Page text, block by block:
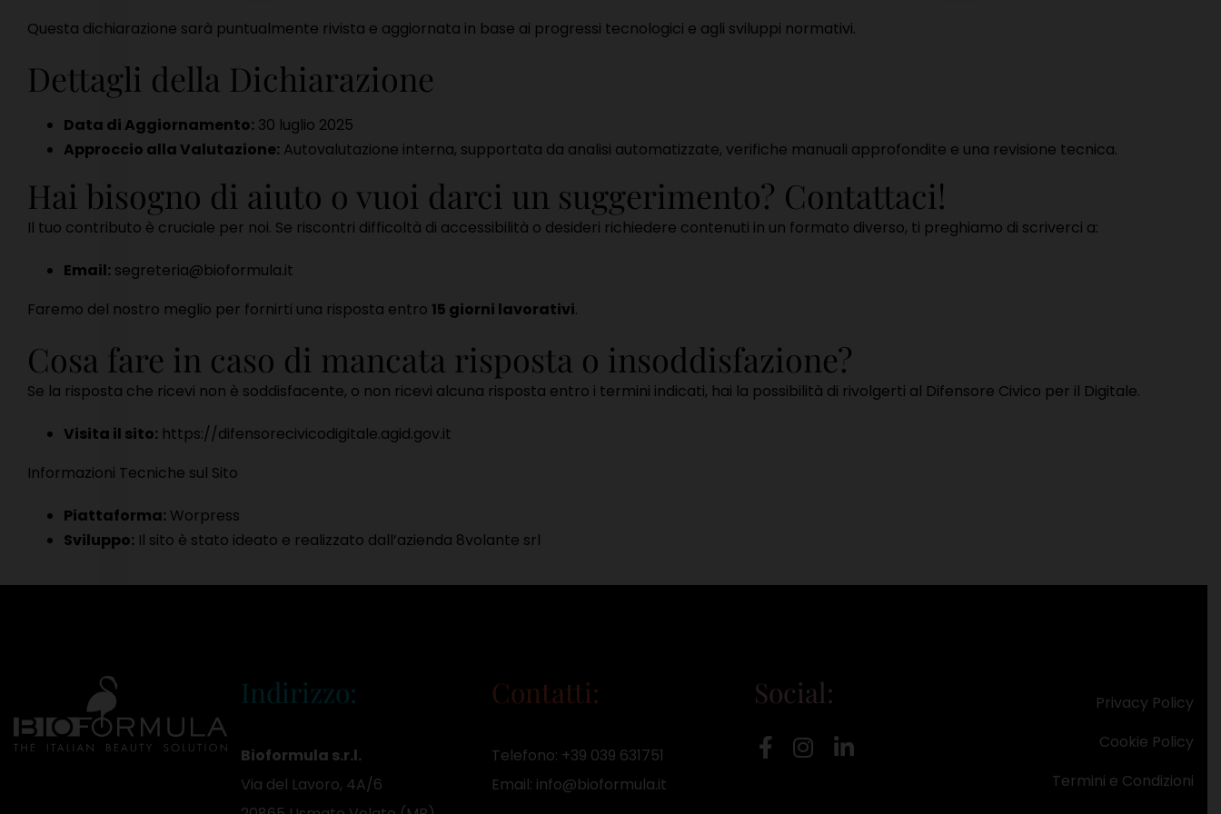
Questa dichiarazione sarà puntualmente rivista e aggiornata in base ai progressi tecnologici e agli sviluppi normativi.
Dettagli della Dichiarazione
Data di Aggiornamento: 30 luglio 2025
Approccio alla Valutazione: Autovalutazione interna, supportata da analisi automatizzate, verifiche manuali approfondite e una revisione tecnica.
Hai bisogno di aiuto o vuoi darci un suggerimento? Contattaci!
Il tuo contributo è cruciale per noi. Se riscontri difficoltà di accessibilità o desideri richiedere contenuti in un formato diverso, ti preghiamo di scriverci a:
Email: segreteria@bioformula.it
Faremo del nostro meglio per fornirti una risposta entro 15 giorni lavorativi.
Cosa fare in caso di mancata risposta o insoddisfazione?
Se la risposta che ricevi non è soddisfacente, o non ricevi alcuna risposta entro i termini indicati, hai la possibilità di rivolgerti al Difensore Civico per il Digitale.
Visita il sito: https://difensorecivicodigitale.agid.gov.it
Informazioni Tecniche sul Sito
Piattaforma: Worpress
Sviluppo: Il sito è stato ideato e realizzato dall’azienda 8volante srl
Indirizzo:
Bioformula s.r.l.
Via del Lavoro, 4A/6
Contatti:
Telefono: +39 039 631751
Email: info@bioformula.it
Social:
Privacy Policy
Cookie Policy
Termini e Condizioni